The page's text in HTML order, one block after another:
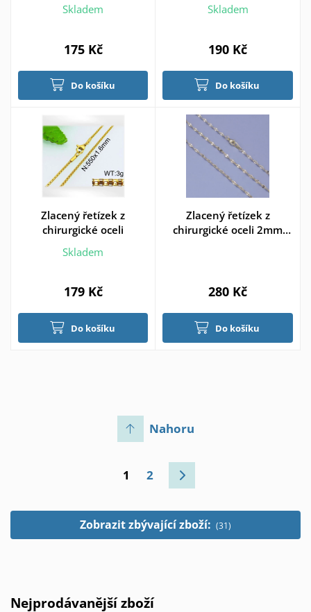
Skladem
175 Kč
Do košíku
Skladem
190 Kč
Do košíku
Zlacený řetízek z
chirurgické oceli
Skladem
179 Kč
Do košíku
Zlacený řetízek z
chirurgické oceli 2mm
280 Kč
Do košíku
1 2
Nahoru
Zobrazit zbývající zboží: (31)
Nejprodávanější zboží